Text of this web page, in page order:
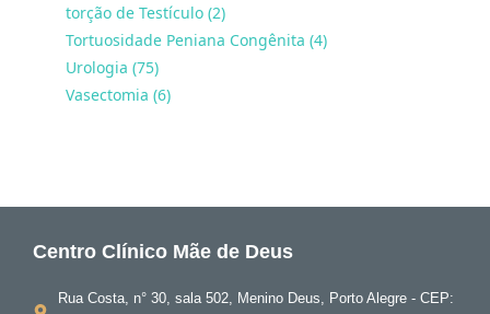
torção de Testículo (2)
Tortuosidade Peniana Congênita (4)
Urologia (75)
Vasectomia (6)
Centro Clínico Mãe de Deus
Rua Costa, n° 30, sala 502, Menino Deus, Porto Alegre - CEP: